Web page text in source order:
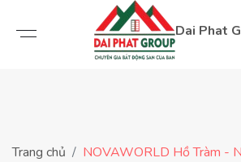
Dai Phat
Trang chủ NOVAWORLD Hồ Tràm -